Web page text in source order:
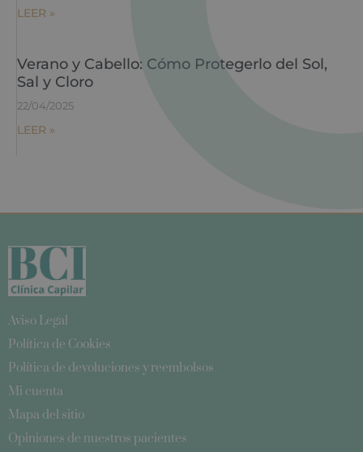
LEER »
Verano y Cabello: Cómo Protegerlo del Sol,
Sal y Cloro
22/04/2025
LEER »
Aviso Legal
Política de Cookies
Política de devoluciones y reembolsos
Mi cuenta
Mapa del sitio
Opiniones de nuestros pacientes